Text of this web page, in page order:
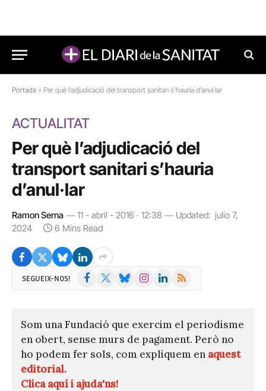
Portada » Per què l’adjudicació del transport sanitari s’hauria d’anul·lar
ACTUALITAT
Per què l’adjudicació del
transport sanitari s’hauria
d’anul·lar
Ramon Serna 11 - abril - 2016 · 12:38 Updated: julio 7,
2024
6 Mins Read
SEGUEIX-NOS! Facebook BlueskyInstagramLinkedIn
RSS
Som una Fundació que exercim el periodisme
en obert, sense murs de pagament. Però no
ho podem fer sols, com expliquem en aquest
editorial.
Clica aquí i ajuda'ns!